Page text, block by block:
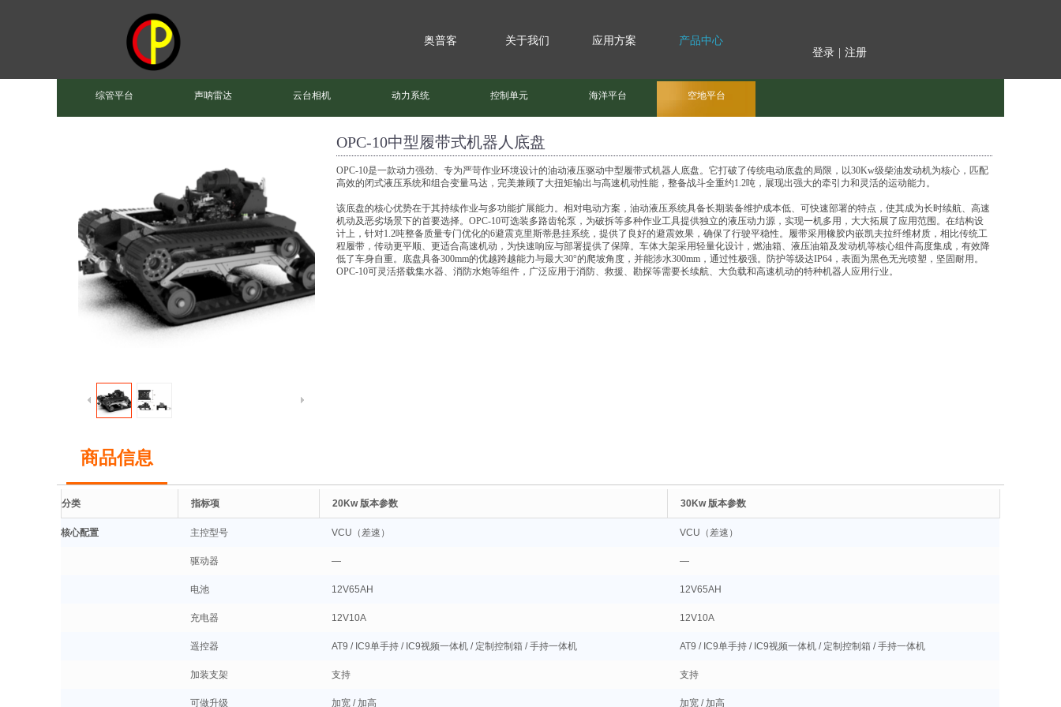
综管平台 声呐雷达 云台相机 动力系统 控制单元 海洋平台 空地平台
OPC-10中型履带式机器人底盘
OPC-10是一款动力强劲、专为严苛作业环境设计的油动液压驱动中型履带式机器人底盘。它打破了传统电动底盘的局限，以30Kw级柴油发动机为核心，匹配
高效的闭式液压系统和组合变量马达，完美兼顾了大扭矩输出与高速机动性能，整备战斗全重约1.2吨，展现出强大的牵引力和灵活的运动能力。
该底盘的核心优势在于其持续作业与多功能扩展能力。相对电动方案，油动液压系统具备长期装备维护成本低、可快速部署的特点，使其成为长时续航、高速
机动及恶劣场景下的首要选择。OPC-10可选装多路齿轮泵，为破拆等多种作业工具提供独立的液压动力源，实现一机多用，大大拓展了应用范围。在结构设
计上，针对1.2吨整备质量专门优化的6避震克里斯蒂悬挂系统，提供了良好的避震效果，确保了行驶平稳性。履带采用橡胶内嵌凯夫拉纤维材质，相比传统工
程履带，传动更平顺、更适合高速机动，为快速响应与部署提供了保障。车体大架采用轻量化设计，燃油箱、液压油箱及发动机等核心组件高度集成，有效降
低了车身自重。底盘具备300mm的优越跨越能力与最大30°的爬坡角度，并能涉水300mm，通过性极强。防护等级达IP64，表面为黑色无光喷塑，坚固耐用。
OPC-10可灵活搭载集水器、消防水炮等组件，广泛应用于消防、救援、勘探等需要长续航、大负载和高速机动的特种机器人应用行业。
商品信息
分类 指标项 20Kw 版本参数 30Kw 版本参数
核心配置 主控型号 VCU（差速） VCU（差速）
驱动器 — —
电池 12V65AH 12V65AH
充电器 12V10A 12V10A
遥控器 AT9 / IC9单手持 / IC9视频一体机 / 定制控制箱 / 手持一体机 AT9 / IC9单手持 / IC9视频一体机 / 定制控制箱 / 手持一体机
加装支架 支持 支持
可做升级 加宽 / 加高 加宽 / 加高
登录 注册
奥普客 关于我们 应用方案 产品中心